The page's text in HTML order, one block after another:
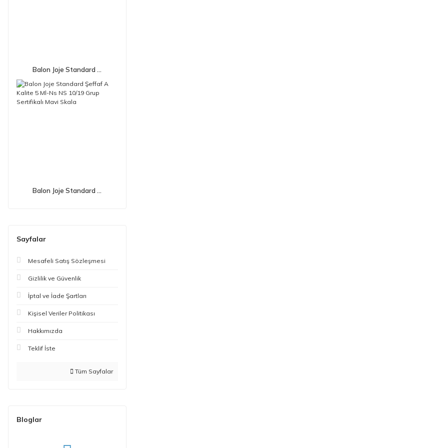
Balon Joje Standard ...
Balon Joje Standard ...
Sayfalar
Mesafeli Satış Sözleşmesi
Gizlilik ve Güvenlik
İptal ve İade Şartları
Kişisel Veriler Politikası
Hakkımızda
Teklif İste
Tüm Sayfalar
Bloglar